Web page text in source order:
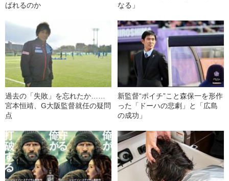
ばれるのか
なる」
過去の「失敗」を忘れたか……
宮本恒靖、G大阪監督就任の疑問
点
新監督“ポイチ”こと森保一を形作
った「ドーハの悲劇」と「広島
の成功」